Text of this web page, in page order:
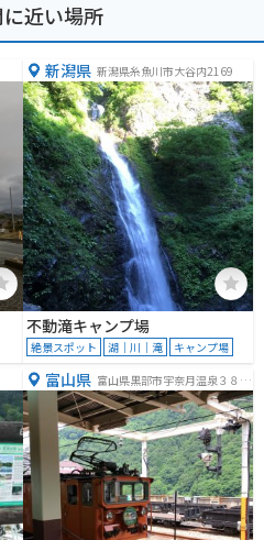
近い場所
新潟県 新潟県糸魚川市大谷内2169
不動滝キャンプ場
絶景スポット 湖｜川｜滝 キャンプ場
富山県 富山県黒部市宇奈月温泉３８
−４５